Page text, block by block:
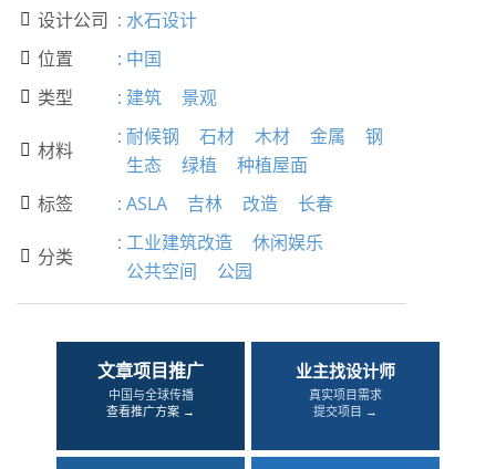
 设计公司 : 水石设计
 位置 : 中国
 类型 : 建筑 景观
 材料
: 耐候钢 石材 木材 金属
钢
生态
绿植 种植屋面
 标签 : ASLA 吉林 改造 长春
 分类
: 工业建筑改造
休闲娱乐
公共空间
公园
文章项目推广
中国与全球传播
查看推广方案 →
业主找设计师
真实项目需求
提交项目 →